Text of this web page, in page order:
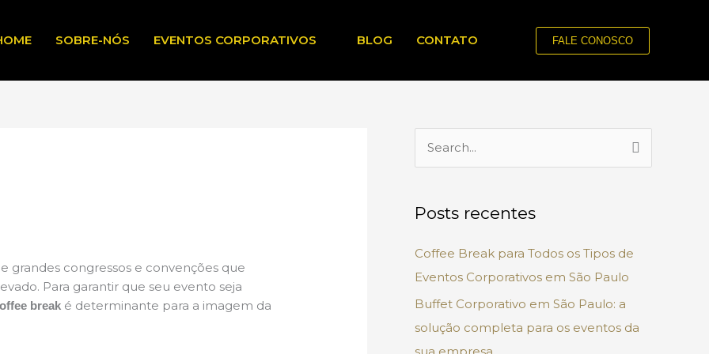
SOBRE-NÓS EVENTOS CORPORATIVOS BLOG CONTATO FALE CONOSCO
grandes congressos e convenções que
Para garantir que seu evento seja
break é determinante para a imagem da
q
u
Posts recentes
Coffee Break para Todos os Tipos de
Eventos Corporativos em São Paulo
Buffet Corporativo em São Paulo: a
solução completa para os eventos da